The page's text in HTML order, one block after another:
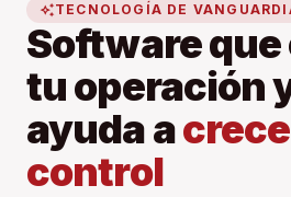
auto_awesomeTECNOLOGÍA DE
Software que
tu operación
ayuda a
control